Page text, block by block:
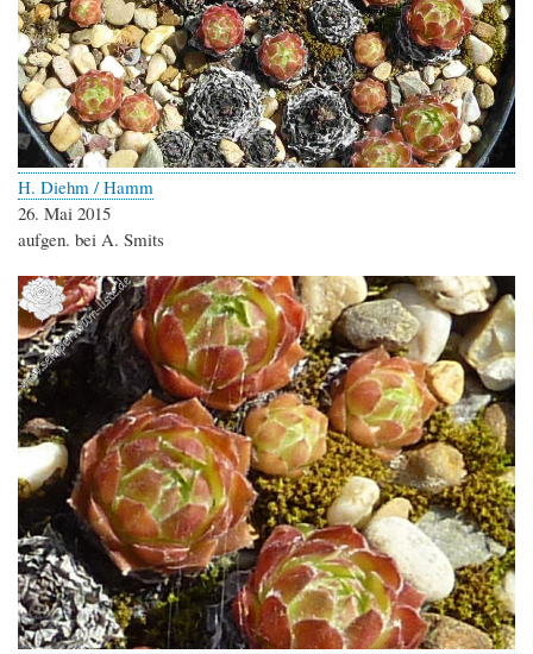
H. Diehm / Hamm
26. Mai 2015
aufgen. bei A. Smits